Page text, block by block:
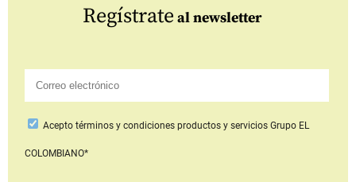
Regístrate al newsletter
Aceptotérminos y condiciones productos y serviciosGrupo EL
COLOMBIANO*